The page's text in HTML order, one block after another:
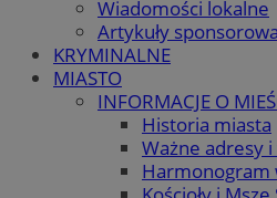
Wiadomości lokalne
Artykuły
KRYMINALNE
MIASTO
INFORMACJE O
Historia miasta
Ważne adresy
Harmonogram